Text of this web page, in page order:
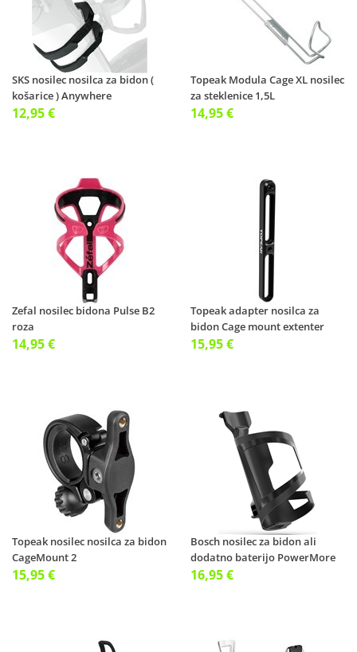
SKS nosilec nosilca za bidon (
košarice ) Anywhere
12,95 €
Topeak Modula Cage XL nosilec
za steklenice 1,5L
14,95 €
Zefal nosilec bidona Pulse B2
roza
14,95 €
Topeak adapter nosilca za
bidon Cage mount extenter
15,95 €
Topeak nosilec nosilca za bidon
CageMount 2
15,95 €
Bosch nosilec za bidon ali
dodatno baterijo PowerMore
250
16,95 €